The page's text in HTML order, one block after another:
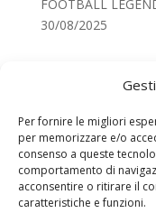
Per fornire le migliori
per memorizzare e/o
consenso a queste
comportamento di
acconsentire o ritirare il
caratteristiche e funzioni.
FOOTBALL
30/08/2025
Recenti
VELA YCMSV – LE